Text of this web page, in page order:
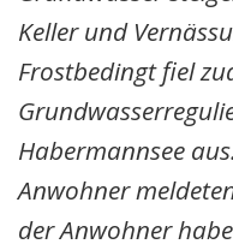
Keller und
Frostbedingt fiel
Habermannsee
Anwohner
der Anwohner